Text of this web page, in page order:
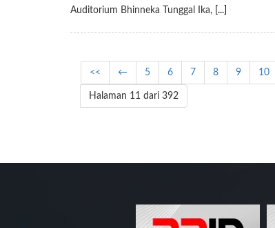
Auditorium Bhinneka Tunggal Ika, [...]
<< ← 5 6 7 8 9 10
Halaman 11 dari 392